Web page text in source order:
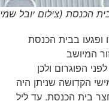
הכנסת (צילום יובל שמיר)
בזזו ופגעו בבית הכנסת
הפוגרום ולכן
הקדושה שניתן היה
הכנסת. עד ליל